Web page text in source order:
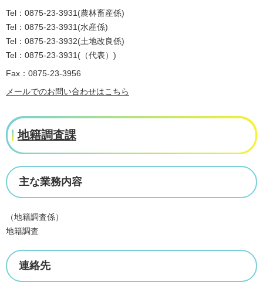
Tel：0875-23-3931 農林畜産係
Tel：0875-23-3931 水産係
Tel：0875-23-3932 土地改良係
Tel：0875-23-3931
（代表）
Fax：0875-23-3956
メールでのお問い合わせはこちら
地籍調査課
主な業務内容
（地籍調査係）
地籍調査
連絡先